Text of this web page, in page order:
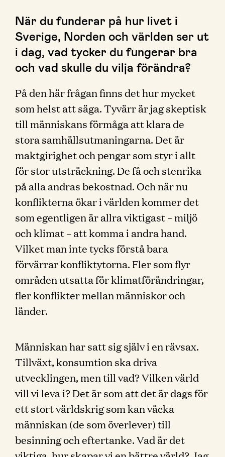
När du funderar på hur livet i
Sverige, Norden och världen ser ut
i dag, vad tycker du fungerar bra
och vad skulle du vilja förändra?
På den här frågan finns det hur mycket
som helst att säga. Tyvärr är jag skeptisk
till människans förmåga att klara de
stora samhällsutmaningarna. Det är
maktgirighet och pengar som styr i allt
för stor utsträckning. De få och stenrika
på alla andras bekostnad. Och när nu
konflikterna ökar i världen kommer det
som egentligen är allra viktigast – miljö
och klimat – att komma i andra hand.
Vilket man inte tycks förstå bara
förvärrar konfliktytorna. Fler som flyr
områden utsatta för klimatförändringar,
fler konflikter mellan människor och
länder.
Människan har satt sig själv i en rävsax.
Tillväxt, konsumtion ska driva
utvecklingen, men till vad? Vilken värld
vill vi leva i? Det är som att det är dags för
ett stort världskrig som kan väcka
människan (de som överlever) till
besinning och eftertanke. Vad är det